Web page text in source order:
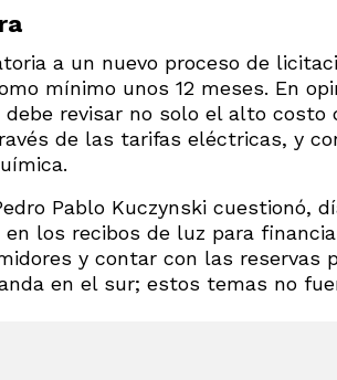
a un nuevo proceso de
mínimo unos 12 meses. En
debe revisar no solo el alto
de las tarifas eléctricas, y
Pablo Kuczynski cuestionó,
los recibos de luz para
y contar con las reservas
en el sur; estos temas no